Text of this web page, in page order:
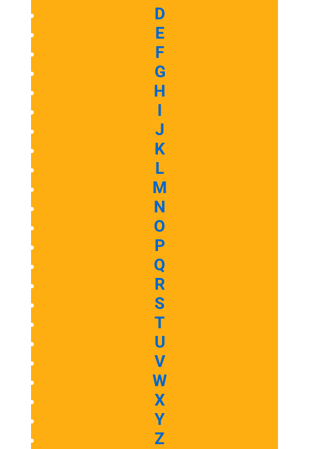
D
E
F
G
H
I
J
K
L
M
N
O
P
Q
R
S
T
U
V
W
X
Y
Z